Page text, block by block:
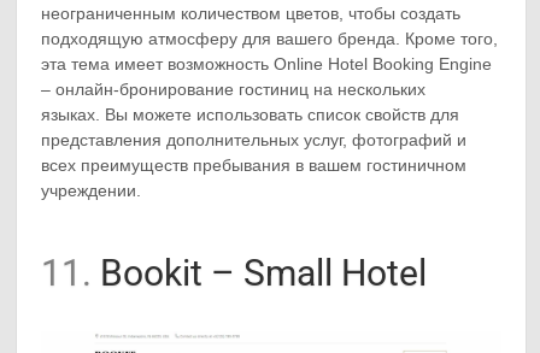
неограниченным количеством цветов, чтобы создать
подходящую атмосферу для вашего бренда. Кроме того,
эта тема имеет возможность Online Hotel Booking Engine
– онлайн-бронирование гостиниц на нескольких
языках. Вы можете использовать список свойств для
представления дополнительных услуг, фотографий и
всех преимуществ пребывания в вашем гостиничном
учреждении.
11. Bookit – Small Hotel